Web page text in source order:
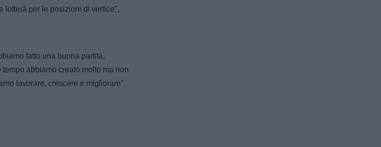
lotterà per le posizioni di vertice",
fatto una buona partita,
abbiamo creato molto ma non
lavorare, crescere e migliorare".